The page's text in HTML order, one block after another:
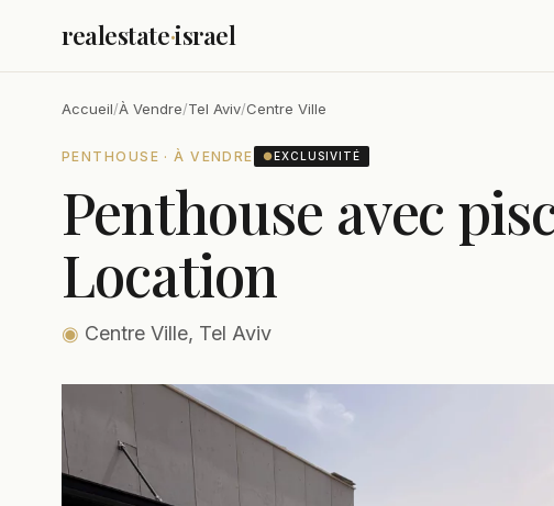
realestate·israel
Accueil/À Vendre/Tel Aviv/Centre Ville
PENTHOUSE · À VENDRE ●EXCLUSIVITÉ
Penthouse avec
Location
◉ Centre Ville, Tel Aviv